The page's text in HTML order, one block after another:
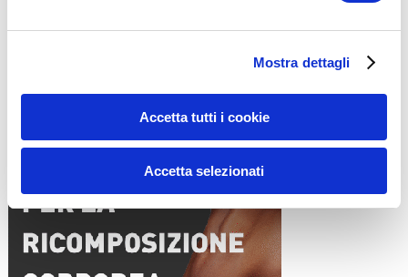
Mostra dettagli
Accetta tutti i cookie
Accetta selezionati